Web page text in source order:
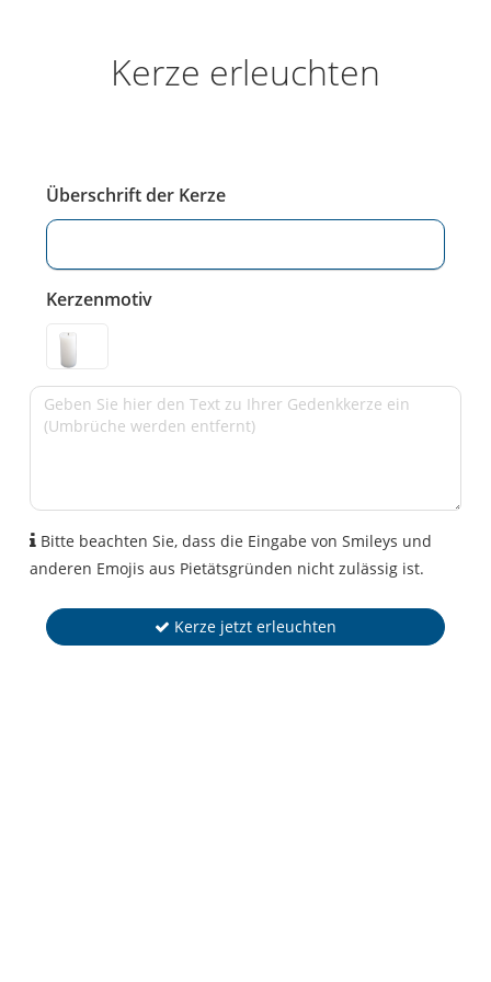
Kerze erleuchten
Überschrift der Kerze
Kerzenmotiv
Bitte beachten Sie, dass die Eingabe von Smileys und
anderen Emojis aus Pietätsgründen nicht zulässig ist.
Kerze jetzt erleuchten